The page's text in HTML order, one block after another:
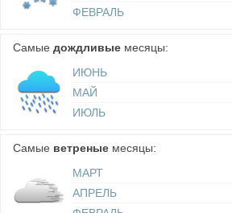
ФЕВРАЛЬ
Самые дождливые месяцы:
ИЮНЬ
МАЙ
ИЮЛЬ
Самые ветреные месяцы:
МАРТ
АПРЕЛЬ